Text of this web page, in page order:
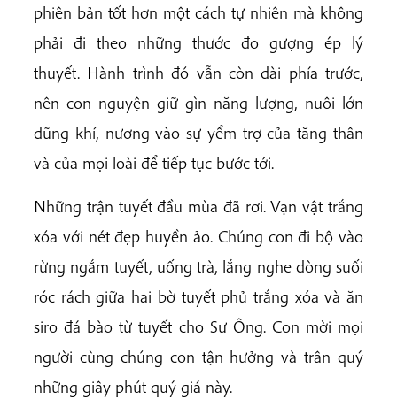
phiên bản tốt hơn một cách tự nhiên mà không
phải đi theo những thước đo gượng ép lý
thuyết. Hành trình đó vẫn còn dài phía trước,
nên con nguyện giữ gìn năng lượng, nuôi lớn
dũng khí, nương vào sự yểm trợ của tăng thân
và của mọi loài để tiếp tục bước tới.
Những trận tuyết đầu mùa đã rơi. Vạn vật trắng
xóa với nét đẹp huyền ảo. Chúng con đi bộ vào
rừng ngắm tuyết, uống trà, lắng nghe dòng suối
róc rách giữa hai bờ tuyết phủ trắng xóa và ăn
siro đá bào từ tuyết cho Sư Ông. Con mời mọi
người cùng chúng con tận hưởng và trân quý
những giây phút quý giá này.